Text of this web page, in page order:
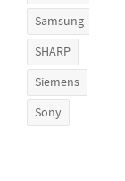
Samsung
SHARP
Siemens
Sony